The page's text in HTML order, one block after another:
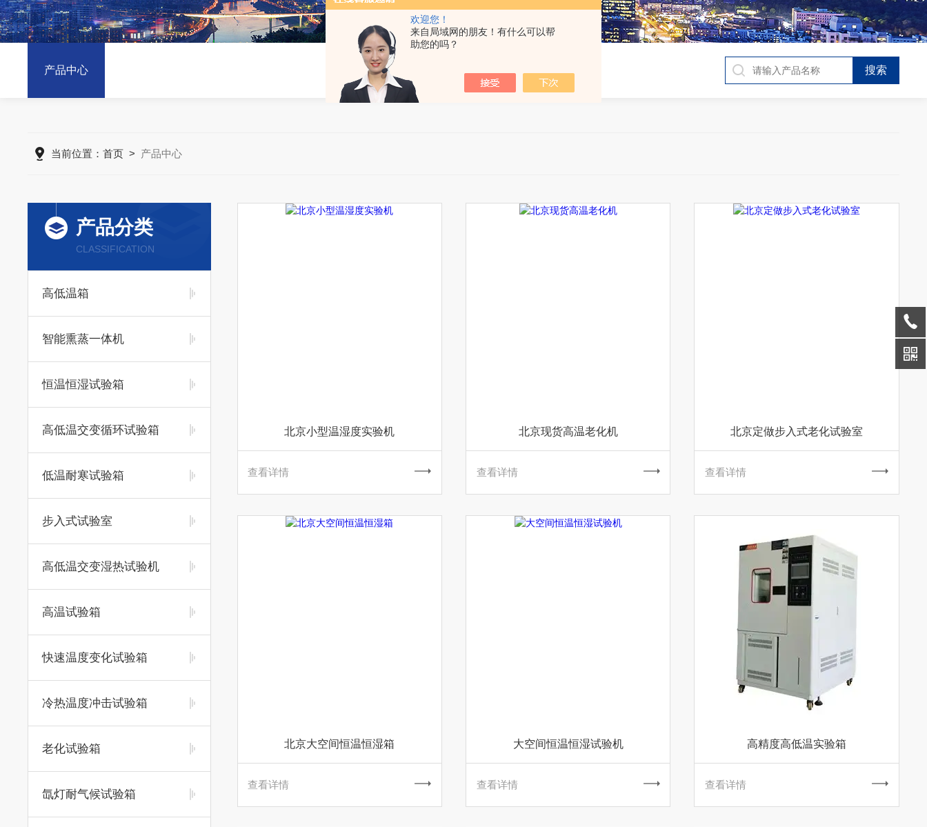
欢迎您！
来自局域网的朋友！有什么可以帮
助您的吗？
产品中心
当前位置：首页 > 产品中心
产品分类
CLASSIFICATION
高低温箱
智能熏蒸一体机
恒温恒湿试验箱
高低温交变循环试验箱
低温耐寒试验箱
步入式试验室
高低温交变湿热试验机
高温试验箱
快速温度变化试验箱
冷热温度冲击试验箱
老化试验箱
氙灯耐气候试验箱
北京小型温湿度实验机
查看详情
北京现货高温老化机
查看详情
北京定做步入式老化试验室
查看详情
北京大空间恒温恒湿箱
查看详情
大空间恒温恒湿试验机
查看详情
高精度高低温实验箱
查看详情